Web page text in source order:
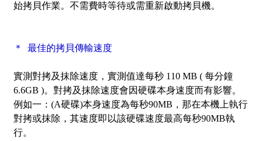
始拷貝作業。不需費時等待或需重新啟動拷貝機。
＊ 最佳的拷貝傳輸速度
實測對拷及抹除速度，實測值達每秒 110 MB ( 每分鐘
6.6GB )。對拷及抹除速度會因硬碟本身速度而有影響。
例如一：(A硬碟)本身速度為每秒90MB，那在本機上執行
對拷或抹除，其速度即以該硬碟速度最高每秒90MB執
行。